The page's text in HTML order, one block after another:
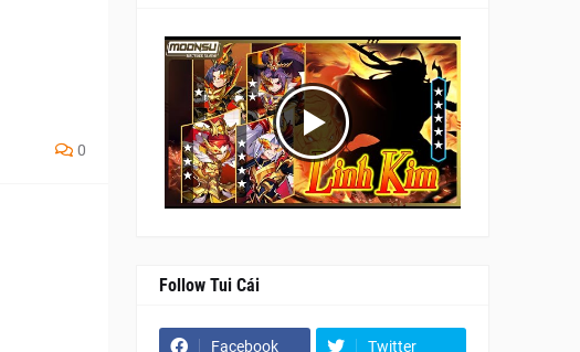
0
Follow Tui Cái
Facebook Twitter